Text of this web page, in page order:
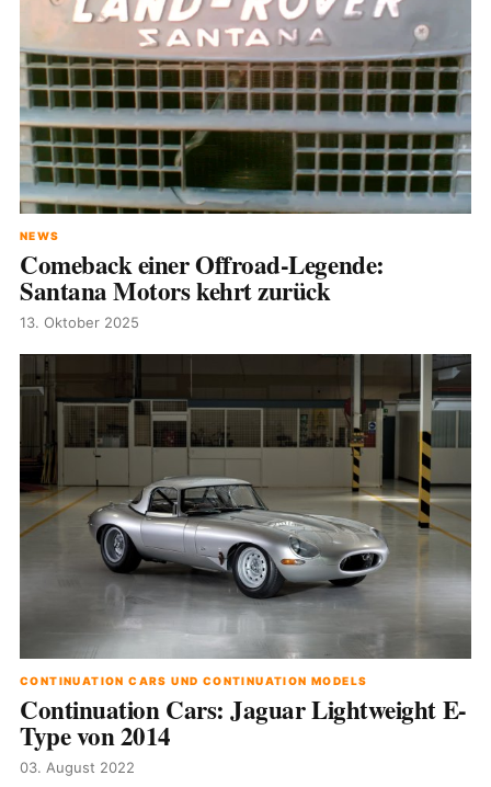
NEWS
Comeback einer Offroad-Legende:
Santana Motors kehrt zurück
13. Oktober 2025
CONTINUATION CARS UND CONTINUATION MODELS
Continuation Cars: Jaguar Lightweight E-
Type von 2014
03. August 2022